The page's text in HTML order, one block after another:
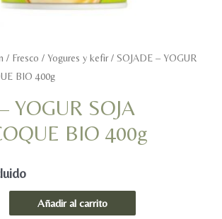
/ Fresco / Yogures y kefir/ SOJADE – YOGUR
BIO 400g
YOGUR SOJA
BIO 400g
Añadir al carrito